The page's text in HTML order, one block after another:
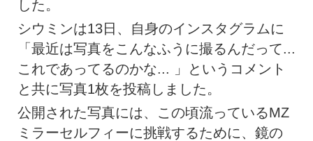
した。
シウミンは13日、自身のインスタグラムに
「最近は写真をこんなふうに撮るんだって...
これであってるのかな...
」というコメント
と共に写真1枚を投稿しました。
公開された写真には、この頃流っているMZ
ミラーセルフィーに挑戦するために、鏡の